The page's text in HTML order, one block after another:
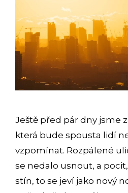
Ještě před pár dny jsme
která bude spousta lidí
vzpomínat. Rozpálené
se nedalo usnout, a
stín, to se jeví jako nový